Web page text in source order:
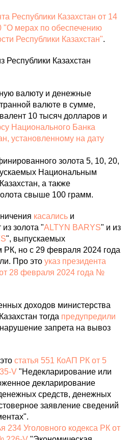
Республики Казахстан от 14
"О мерах по обеспечению
Республики Казахстан".
Республики Казахстан
валюту и денежные
валюте в сумме,
10 тысяч долларов и
Национального Банка
установленному на дату
золота 5, 10, 20,
Национальным
а также
свыше 100 грамм.
касались и
золота "ALTYN BARYS" и из
", выпускаемых
но с 29 февраля 2024 года
Про это указ президента
от 28 февраля 2024 года №
доходов министерства
тогда предупредили
запрета на вывоз
статья 551 КоАП РК от 5
V "Недекларирование или
декларирование
средств, денежных
заявление сведений
234 Уголовного кодекса РК от